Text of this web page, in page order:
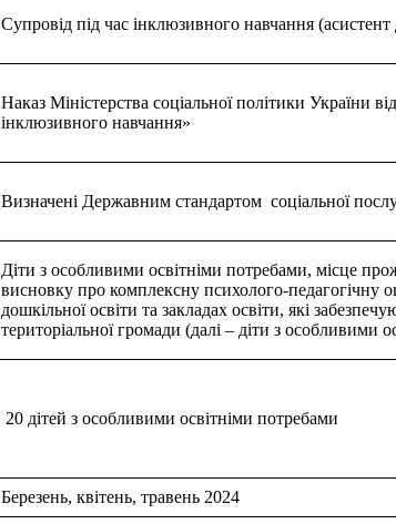
Супровід під час інклюзивного навчання
Наказ Міністерства соціальної політики України
інклюзивного навчання»
Визначені Державним стандартом соціальної
Діти з особливими освітніми потребами, місце
висновку про комплексну психолого-педагогічну
дошкільної освіти та закладах освіти, які
територіальної громади (далі – діти з особливими
20 дітей з особливими освітніми потребами
Березень, квітень, травень 2024